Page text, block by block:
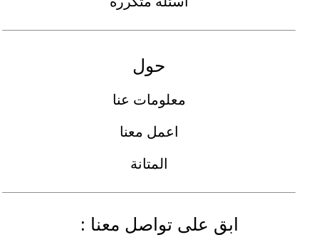
حول
معلومات عنا
اعمل معنا
المتانة
ابق على تواصل معنا :